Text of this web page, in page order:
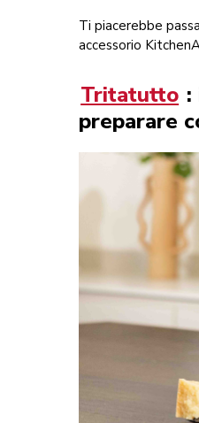
Ti piacerebbe
accessorio
Tritatutto :
preparare